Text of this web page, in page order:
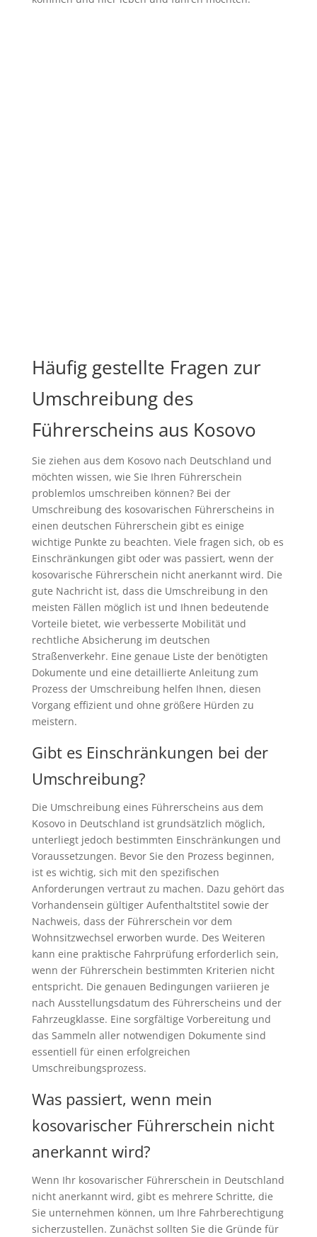
Häufig gestellte Fragen zur
Umschreibung des
Führerscheins aus Kosovo
Sie ziehen aus dem Kosovo nach Deutschland und
möchten wissen, wie Sie Ihren Führerschein
problemlos umschreiben können? Bei der
Umschreibung des kosovarischen Führerscheins in
einen deutschen Führerschein gibt es einige
wichtige Punkte zu beachten. Viele fragen sich, ob es
Einschränkungen gibt oder was passiert, wenn der
kosovarische Führerschein nicht anerkannt wird. Die
gute Nachricht ist, dass die Umschreibung in den
meisten Fällen möglich ist und Ihnen bedeutende
Vorteile bietet, wie verbesserte Mobilität und
rechtliche Absicherung im deutschen
Straßenverkehr. Eine genaue Liste der benötigten
Dokumente und eine detaillierte Anleitung zum
Prozess der Umschreibung helfen Ihnen, diesen
Vorgang effizient und ohne größere Hürden zu
meistern.
Gibt es Einschränkungen bei der
Umschreibung?
Die Umschreibung eines Führerscheins aus dem
Kosovo in Deutschland ist grundsätzlich möglich,
unterliegt jedoch bestimmten Einschränkungen und
Voraussetzungen. Bevor Sie den Prozess beginnen,
ist es wichtig, sich mit den spezifischen
Anforderungen vertraut zu machen. Dazu gehört das
Vorhandensein gültiger Aufenthaltstitel sowie der
Nachweis, dass der Führerschein vor dem
Wohnsitzwechsel erworben wurde. Des Weiteren
kann eine praktische Fahrprüfung erforderlich sein,
wenn der Führerschein bestimmten Kriterien nicht
entspricht. Die genauen Bedingungen variieren je
nach Ausstellungsdatum des Führerscheins und der
Fahrzeugklasse. Eine sorgfältige Vorbereitung und
das Sammeln aller notwendigen Dokumente sind
essentiell für einen erfolgreichen
Umschreibungsprozess.
Was passiert, wenn mein
kosovarischer Führerschein nicht
anerkannt wird?
Wenn Ihr kosovarischer Führerschein in Deutschland
nicht anerkannt wird, gibt es mehrere Schritte, die
Sie unternehmen können, um Ihre Fahrberechtigung
sicherzustellen. Zunächst sollten Sie die Gründe für